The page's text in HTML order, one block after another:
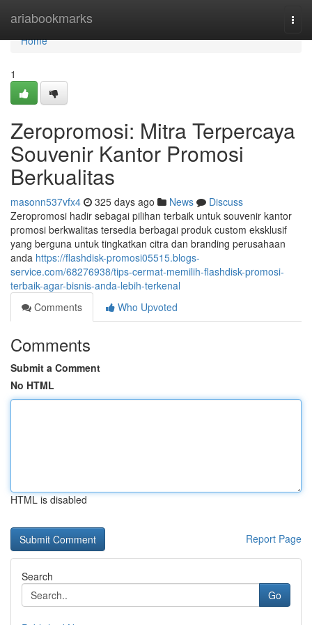
ariabookmarks
Home
Home
1
Zeropromosi: Mitra Terpercaya
Souvenir Kantor Promosi
Berkualitas
masonn537vfx4 325 days ago News
Discuss
Zeropromosi hadir sebagai pilihan terbaik untuk souvenir kantor
promosi berkwalitas tersedia berbagai produk custom eksklusif
yang berguna untuk tingkatkan citra dan branding perusahaan
anda https://flashdisk-promosi05515.blogs-
service.com/68276938/tips-cermat-memilih-flashdisk-promosi-
terbaik-agar-bisnis-anda-lebih-terkenal
Comments
Who Upvoted
Comments
Submit a Comment
No HTML
HTML is disabled
Report Page
Search
Go